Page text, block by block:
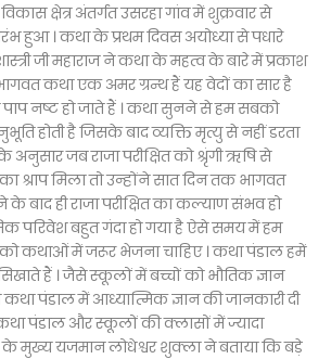
क्षेत्र अंतर्गत उसरहा गांव में शुक्रवार से
हुआ । कथा के प्रथम दिवस अयोध्या से पधारे
जी महाराज ने कथा के महत्व के बारे में प्रकाश
कथा एक अमर ग्रन्थ हैं यह वेदों का सार है
नष्ट हो जाते हैं । कथा सुनने से हम सबको
होती है जिसके बाद व्यक्ति मृत्यु से नहीं डरता
जब राजा परीक्षित को श्रृंगी ऋषि से
श्राप मिला तो उन्होंने सात दिन तक भागवत
बाद ही राजा परीक्षित का कल्याण संभव हो
परिवेश बहुत गंदा हो गया है ऐसे समय में हम
कथाओं में जरूर भेजना चाहिए । कथा पंडाल हमें
हैं । जैसे स्कूलों में बच्चों को भौतिक ज्ञान
कथा पंडाल में आध्यात्मिक ज्ञान की जानकारी दी
कथा पंडाल और स्कूलों की क्लासों में ज्यादा
के मुख्य यजमान लोधेश्वर शुक्ला ने बताया कि बड़े